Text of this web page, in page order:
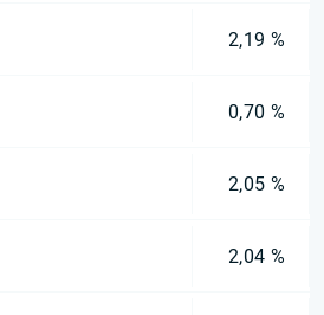
2,19 %
0,70 %
2,05 %
2,04 %